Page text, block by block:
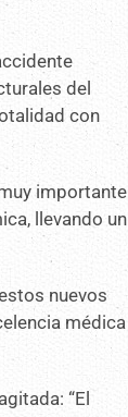
del
con
importante
llevando un
nuevos
médica
“El